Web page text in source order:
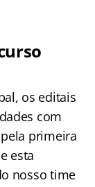
os editais
com
primeira
esta
nosso time